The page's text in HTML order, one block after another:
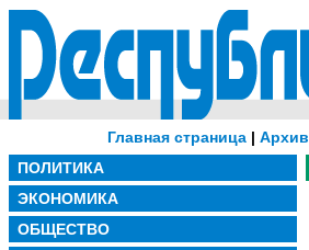
Главная страница | Архив
ПОЛИТИКА
ЭКОНОМИКА
ОБЩЕСТВО